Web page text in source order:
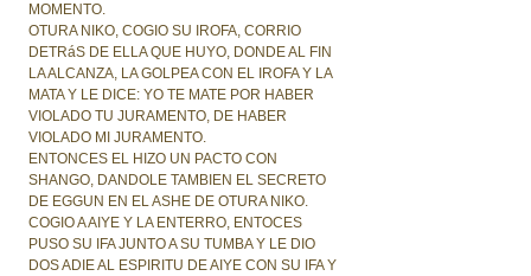
MOMENTO.
OTURA NIKO, COGIO SU IROFA, CORRIO
DETRáS DE ELLA QUE HUYO, DONDE AL FIN
LA ALCANZA, LA GOLPEA CON EL IROFA Y LA
MATA Y LE DICE: YO TE MATE POR HABER
VIOLADO TU JURAMENTO, DE HABER
VIOLADO MI JURAMENTO.
ENTONCES EL HIZO UN PACTO CON
SHANGO, DANDOLE TAMBIEN EL SECRETO
DE EGGUN EN EL ASHE DE OTURA NIKO.
COGIO A AIYE Y LA ENTERRO, ENTOCES
PUSO SU IFA JUNTO A SU TUMBA Y LE DIO
DOS ADIE AL ESPIRITU DE AIYE CON SU IFA Y